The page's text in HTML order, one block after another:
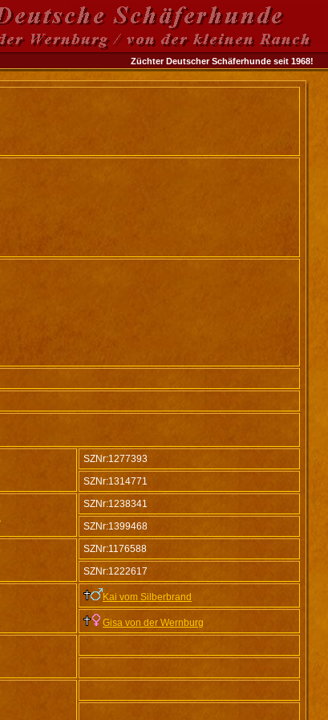
Züchter Deutscher Schäferhunde seit 1968!
SZNr:1277393
SZNr:1314771
SZNr:1238341
SZNr:1399468
SZNr:1176588
SZNr:1222617
Kai vom Silberbrand
Gisa von der Wernburg